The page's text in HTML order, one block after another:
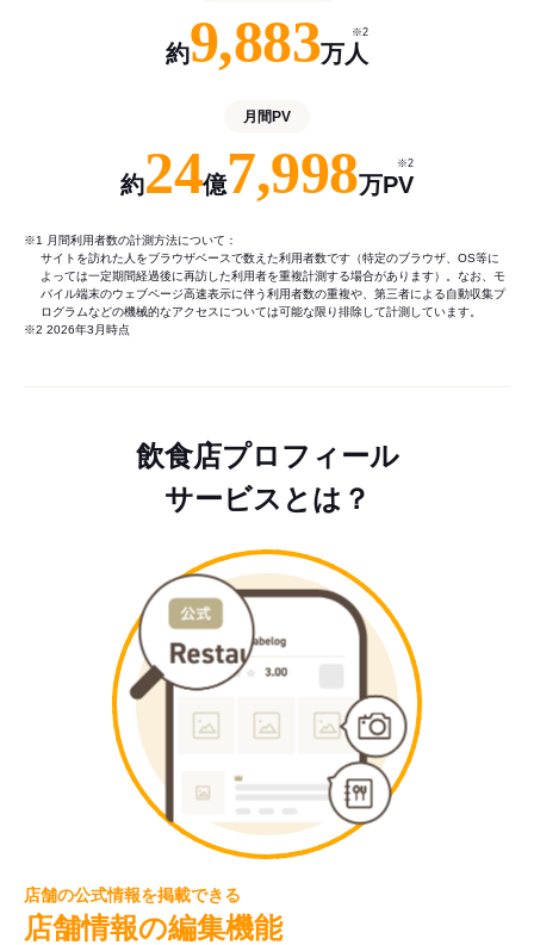
約9,883万人
※2
月間PV
約24億7,998万PV
※2
※1 月間利用者数の計測方法について：
サイトを訪れた人をブラウザベースで数えた利用者数です（特定のブラウザ、OS等に
よっては一定期間経過後に再訪した利用者を重複計測する場合があります）。なお、モ
バイル端末のウェブページ高速表示に伴う利用者数の重複や、第三者による自動収集プ
ログラムなどの機械的なアクセスについては可能な限り排除して計測しています。
※2 2026年3月時点
飲食店プロフィール
サービスとは？
店舗の公式情報を掲載できる
店舗情報の編集機能